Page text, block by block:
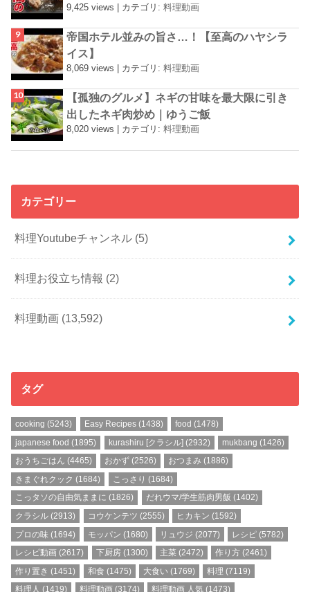
9,425 views | カテゴリ:料理動画
帝国ホテル並みの旨さ…！【至高のハヤシラ
イス】
8,069 views カテゴリ:料理動画
【孤独のグルメ】ネギの甘味を最大限に引き
出したネギ肉炒め｜ゆうご飯
8,020 views カテゴリ:料理動画
カテゴリー
料理Youtubeチャンネル (5)
料理お役立ち情報 (2)
料理動画 (13,592)
タグ
cooking (5243) Easy Recipes(1438) food (1478)
japanese food (1895) kurashiru [クラシル](2932) mukbang (1426)
おうちごはん (4465) おかず(2526) おつまみ (1886)
きまぐれクック (1684) こっさり (1684)
こっタソの自由気ままに (1826) だれウマ/学生筋肉男飯 (1402)
クラシル (2913) コウケンテツ (2555) ヒカキン (1592)
プロの味 (1694) モッパン (1680) リュウジ (2077) レシピ (5782)
レシピ動画 (2617) 下厨房(1300) 主菜(2472) 作り方 (2461)
作り置き (1451) 和食 (1475) 大食い(1769) 料理 (7119)
料理人 (1419) 料理動画(3174) 料理動画 人気(1473)